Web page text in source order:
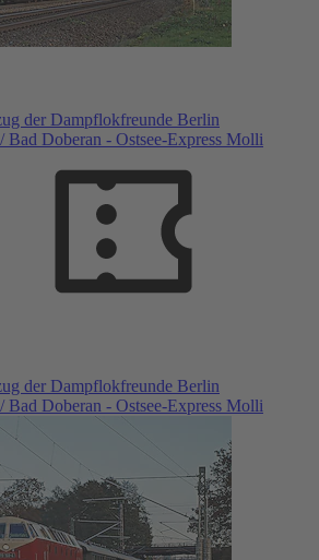
der Dampflokfreunde Berlin
Bad Doberan - Ostsee-Express Molli
der Dampflokfreunde Berlin
Bad Doberan - Ostsee-Express Molli